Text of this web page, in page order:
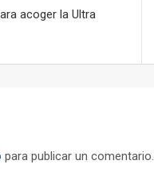
acoger la Ultra
para publicar un comentario.